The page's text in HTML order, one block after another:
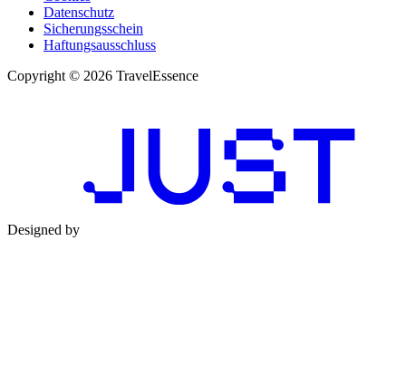
Datenschutz
Sicherungsschein
Haftungsausschluss
Copyright © 2026 TravelEssence
Designed by